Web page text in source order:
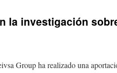
la investigación
Group ha realizado una